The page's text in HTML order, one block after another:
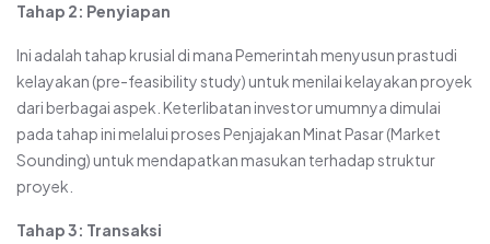
Tahap 2: Penyiapan
Ini adalah tahap krusial di mana Pemerintah menyusun prastudi
kelayakan (pre-feasibility study) untuk menilai kelayakan proyek
dari berbagai aspek. Keterlibatan investor umumnya dimulai
pada tahap ini melalui proses Penjajakan Minat Pasar (Market
Sounding) untuk mendapatkan masukan terhadap struktur
proyek.
Tahap 3: Transaksi